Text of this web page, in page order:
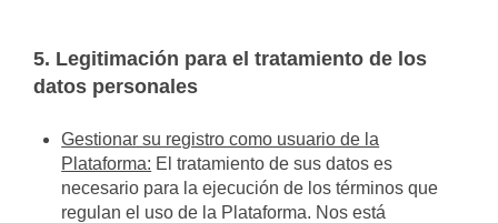
5. Legitimación para el tratamiento de los
datos personales
Gestionar su registro como usuario de la
Plataforma: El tratamiento de sus datos es
necesario para la ejecución de los términos que
regulan el uso de la Plataforma. Nos está